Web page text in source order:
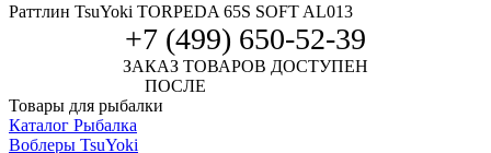
Раттлин TsuYoki TORPEDA 65S SOFT AL013
+7 (499) 650-52-39
ЗАКАЗ ТОВАРОВ ДОСТУПЕН
ПОСЛЕ
Товары для рыбалки
Каталог Рыбалка
Воблеры TsuYoki